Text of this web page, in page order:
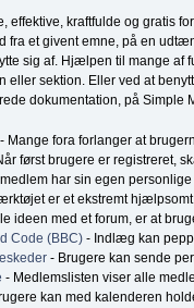
effektive, kraftfulde og gratis
fra et givent emne, på en
sig af. Hjælpen til mange af
eller sektion. Eller ved at
dokumentation, på Simple
- Mange fora forlanger at
først brugere er registreret,
har sin egen
er et ekstremt
ideen med et forum, er at
Code (BBC) - Indlæg kan
- Brugere kan sende
- Medlemslisten viser alle
kan med kalenderen